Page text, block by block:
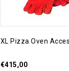
XL Pizza Oven
€415,00